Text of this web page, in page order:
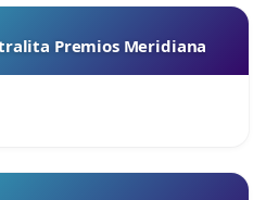
Premios Meridiana